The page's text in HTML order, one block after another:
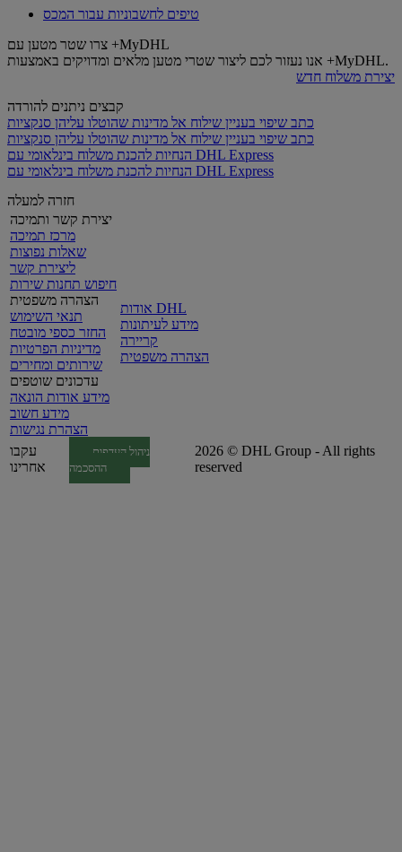
טיפים לחשבוניות עבור המכס
צרו שטר מטען עם +MyDHL
אנו נעזור לכם ליצור שטרי מטען מלאים ומדויקים באמצעות +MyDHL.
יצירת משלוח חדש
קבצים ניתנים להורדה
כתב שיפוי בעניין שילוח אל מדינות שהוטלו עליהן סנקציות
כתב שיפוי בעניין שילוח אל מדינות שהוטלו עליהן סנקציות
הנחיות להכנת משלוח בינלאומי עם DHL Express
הנחיות להכנת משלוח בינלאומי עם DHL Express
חזרה למעלה
יצירת קשר ותמיכה
מרכז תמיכה
שאלות נפוצות
ליצירת קשר
חיפוש תחנות שירות
הצהרה משפטית
תנאי השימוש
החזר כספי מובטח
מדיניות הפרטיות
שירותים ומחירים
עדכונים שוטפים
מידע אודות הונאה
מידע חשוב
הצהרת נגישות
אודות DHL
מידע לעיתונות
קריירה
הצהרה משפטית
עקבו
אחרינו
ניהול העדפות
ההסכמה
2026 © DHL Group - All rights
reserved